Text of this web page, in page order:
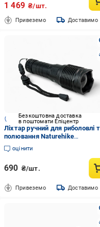
1 469 ₴/шт.
Привеземо Доставимо
Безкоштовна доставка
в поштомати Епіцентр
Ліхтар ручний для риболовлі
полювання Naturehike
NH20ZM009
оцінити
690 ₴/шт.
Привеземо Доставимо